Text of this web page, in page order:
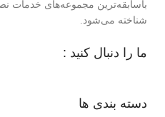
باسابقه‌ترین مجموعه‌های خدمات
شناخته می‌شود.
ما را دنبال کنید :
دسته بندی ها